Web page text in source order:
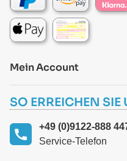
Mein Account
SO ERREICHEN SIE
+49 (0)9122-888
Service-Telefon